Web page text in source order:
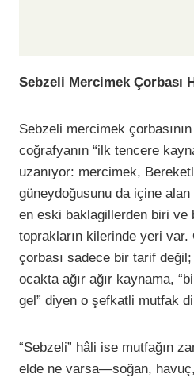
Sebzeli Mercimek Çorbası
Sebzeli mercimek
coğrafyanın “ilk tencere
uzanıyor: mercimek,
güneydoğusunu da içine alan
en eski baklagillerden biri ve
toprakların kilerinde yeri
çorbası sadece bir tarif değil;
ocakta ağır ağır kaynama,
gel” diyen o şefkatli mutfak
“Sebzeli” hâli ise mutfağın
elde ne varsa—soğan,